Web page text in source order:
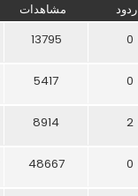
ردود مشاهدات
0
13795
0
5417
2
8914
0
48667